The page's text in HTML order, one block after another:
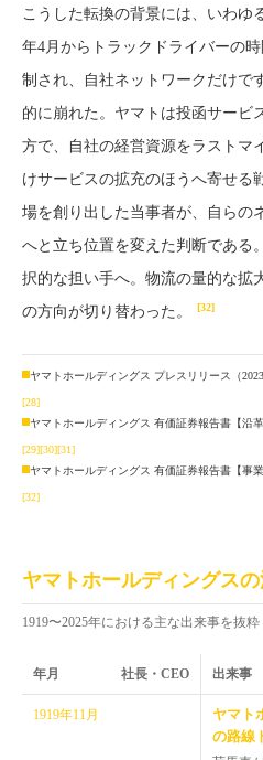
こうした転換の背景には、いわゆ
年4月からトラックドライバーの
制され、自社ネットワークだけで
的に崩れた。ヤマトは投函サービ
方で、自社の経営資源をラストマ
けサービスの拡充のほうへ寄せる
場を創り出した当事者が、自らの
へと立ち位置を変えた判断である
択的な担い手へ。物流の量的な拡
の方向が切り替わった。
[32]
ヤマトホールディングス プレスリリース（2023
[28]
ヤマトホールディングス 有価証券報告書【沿革
[29][30][31]
ヤマトホールディングス 有価証券報告書【事業
[32]
ヤマトホールディングス
1919〜2025年における主な出来事を抜粋
年月 社長・CEO 出来事
1919年11月
ヤマト
の路線